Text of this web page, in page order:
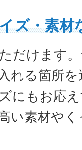
ズ・素材
だけます
れる箇所
にもお応
い素材や